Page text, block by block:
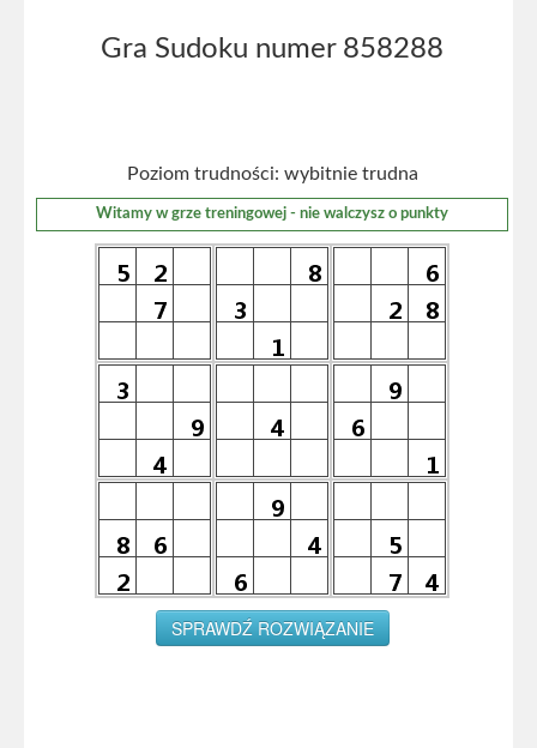
Gra Sudoku numer 858288
Poziom trudności: wybitnie trudna
Witamy w grze treningowej - nie walczysz o punkty